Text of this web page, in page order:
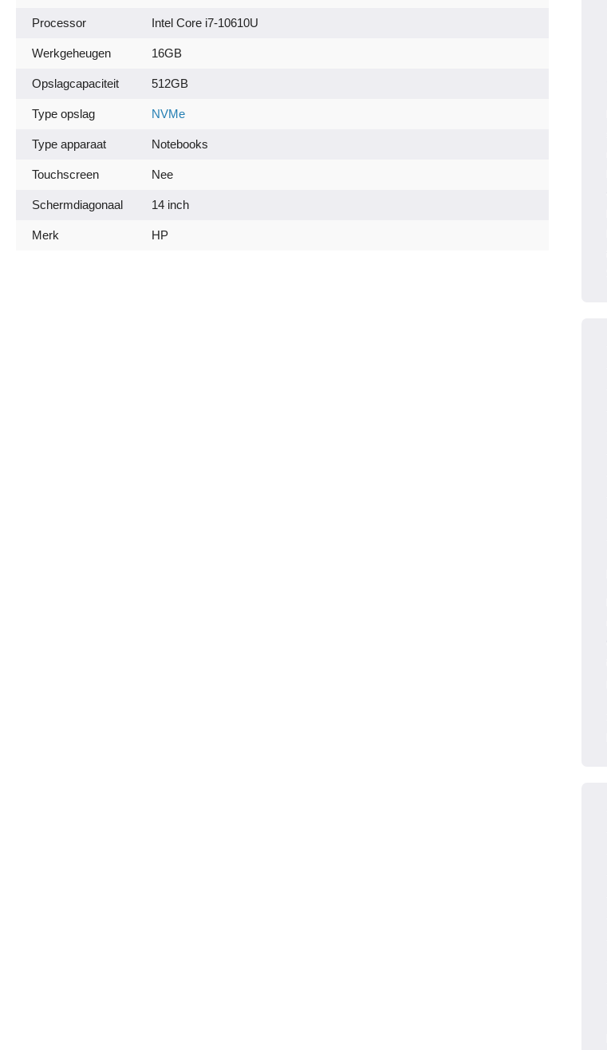
Processor Intel Core i7-10610U
Werkgeheugen 16GB
Opslagcapaciteit 512GB
Type opslag NVMe
Type apparaat Notebooks
Touchscreen Nee
Schermdiagonaal 14 inch
Merk HP